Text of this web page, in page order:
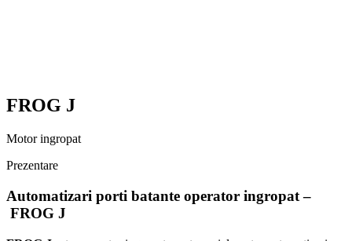
FROG J
Motor ingropat
Prezentare
Automatizari porti batante operator ingropat –
FROG J